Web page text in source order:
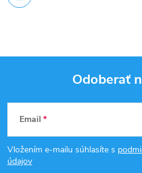
Z
á
Odoberať
Email
Vložením e-mailu súhlasíte s
údajov